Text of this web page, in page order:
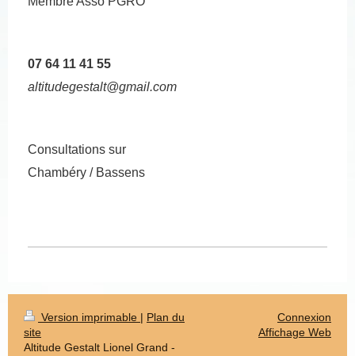
07 64 11 41 55
altitudegestalt@gmail.com
Consultations sur
Chambéry / Bassens
Version imprimable | Plan du
site
Altitude Gestalt Lionel Grand -
Connexion
Affichage Web